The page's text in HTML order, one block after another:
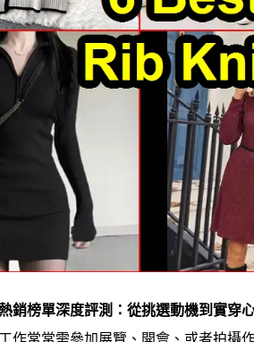
銷榜單深度評測：從挑選動機到實穿
作常常需參加展覽、開會、或者拍攝